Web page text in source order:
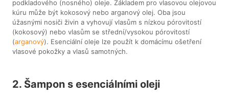
podkladového (nosného) oleje. Základem pro vlasovou olejovou
kúru může být kokosový nebo arganový olej. Oba jsou
úžasnými nosiči živin a vyhovují vlasům s nízkou pórovitostí
(kokosový) nebo vlasům se střední/vysokou pórovitostí
(arganový). Esenciální oleje lze použít k domácímu ošetření
vlasové pokožky a vlasů samotných.
2. Šampon s esenciálními oleji